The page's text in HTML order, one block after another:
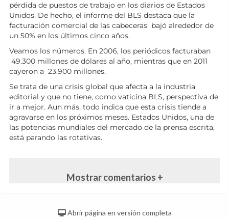
pérdida de puestos de trabajo en los diarios de Estados
Unidos. De hecho, el informe del BLS destaca que la
facturación comercial de las cabeceras bajó alrededor de
un 50% en los últimos cinco años.
Veamos los números. En 2006, los periódicos facturaban
49.300 millones de dólares al año, mientras que en 2011
cayeron a 23.900 millones.
Se trata de una crisis global que afecta a la industria
editorial y que no tiene, como vaticina BLS, perspectiva de
ir a mejor. Aun más, todo indica que esta crisis tiende a
agravarse en los próximos meses. Estados Unidos, una de
las potencias mundiales del mercado de la prensa escrita,
está parando las rotativas.
Mostrar comentarios +
Abrir página en versión completa